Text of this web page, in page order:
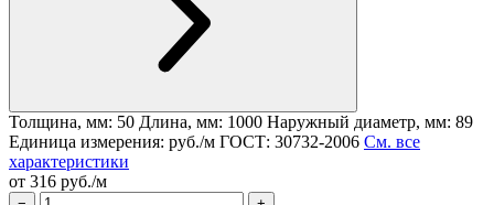
Толщина, мм: 50 Длина, мм: 1000 Наружный диаметр, мм: 89
Единица измерения: руб./м ГОСТ: 30732-2006 См. все
характеристики
от 316 руб./м